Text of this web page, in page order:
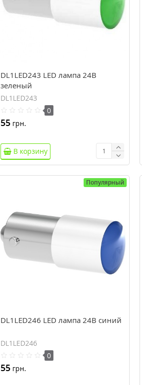
DL1LED243 LED лампа 24В
зеленый
DL1LED243
0
55грн.
В корзину
Популярный
DL1LED246 LED лампа 24В синий
DL1LED246
0
55грн.